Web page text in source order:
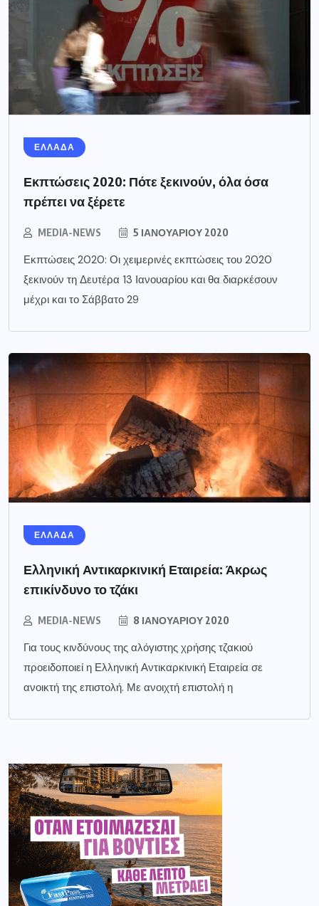
ΕΛΛΑΔΑ
Εκπτώσεις 2020: Πότε ξεκινούν, όλα όσα
πρέπει να ξέρετε
MEDIA-NEWS 5 ΙΑΝΟΥΑΡΊΟΥ 2020
Εκπτώσεις 2020: Οι χειμερινές εκπτώσεις του 2020
ξεκινούν τη Δευτέρα 13 Ιανουαρίου και θα διαρκέσουν
μέχρι και το Σάββατο 29
ΕΛΛΑΔΑ
Ελληνική Αντικαρκινική Εταιρεία: Άκρως
επικίνδυνο το τζάκι
MEDIA-NEWS 8 ΙΑΝΟΥΑΡΊΟΥ 2020
Για τους κινδύνους της αλόγιστης χρήσης τζακιού
προειδοποιεί η Ελληνική Αντικαρκινική Εταιρεία σε
ανοικτή της επιστολή. Με ανοιχτή επιστολή η